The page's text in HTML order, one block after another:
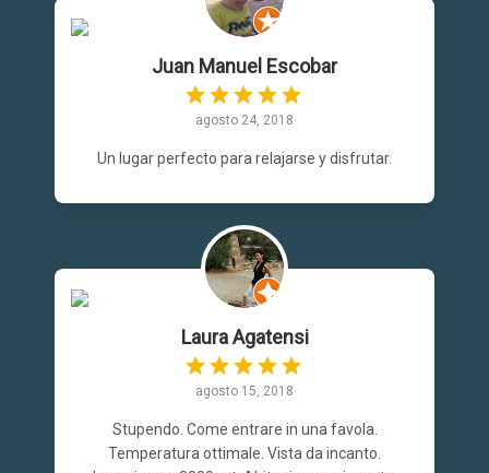
Juan Manuel Escobar
agosto 24, 2018
Un lugar perfecto para relajarse y disfrutar.
Laura Agatensi
agosto 15, 2018
Stupendo. Come entrare in una favola.
Temperatura ottimale. Vista da incanto.